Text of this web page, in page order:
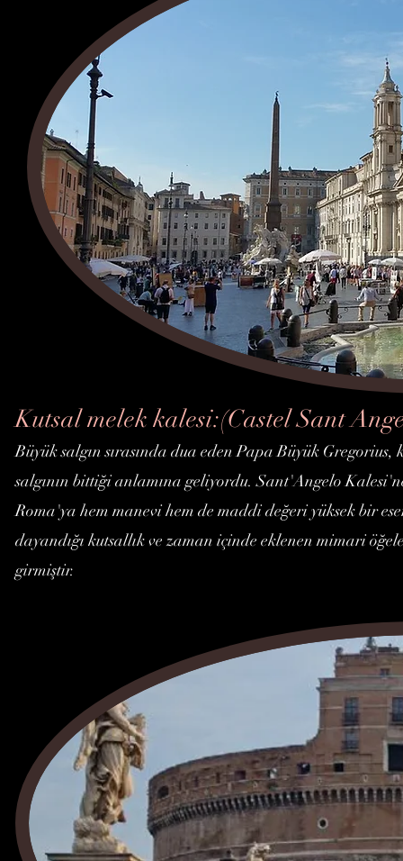
Kutsal melek kalesi:(Castel Sant
Büyük salgın sırasında dua eden Papa Büyük
salgının bittiği anlamına geliyordu. Sant'Angelo
Roma'ya hem manevi hem de maddi değeri yüksek bir
dayandığı kutsallık ve zaman içinde eklenen mimari
girmiştir.